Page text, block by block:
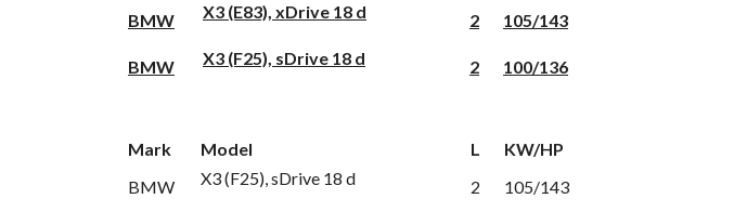
BMW X3 (E83), xDrive 18 d 2 105/143
BMW X3 (F25), sDrive 18 d 2 100/136
Mark Model L KW/HP
BMW
X3 (F25), sDrive 18 d 2 105/143